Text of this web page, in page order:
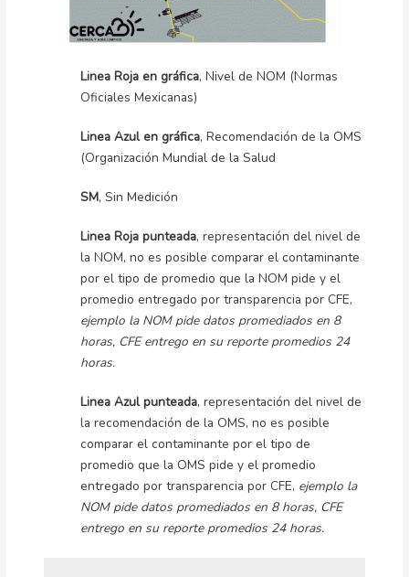
Linea Roja en gráfica, Nivel de NOM (Normas
Oficiales Mexicanas)
Linea Azul en gráfica, Recomendación de la OMS
(Organización Mundial de la Salud
SM, Sin Medición
Linea Roja punteada, representación del nivel de
la NOM, no es posible comparar el contaminante
por el tipo de promedio que la NOM pide y el
promedio entregado por transparencia por CFE,
ejemplo la NOM pide datos promediados en 8
horas, CFE entrego en su reporte promedios 24
horas.
Linea Azul punteada, representación del nivel de
la recomendación de la OMS, no es posible
comparar el contaminante por el tipo de
promedio que la OMS pide y el promedio
entregado por transparencia por CFE, ejemplo la
NOM pide datos promediados en 8 horas, CFE
entrego en su reporte promedios 24 horas.